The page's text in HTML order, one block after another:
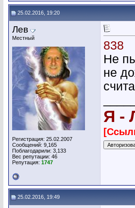
25.02.2016, 19:20
Лев
Местный
Регистрация: 25.02.2007
Сообщений: 9,165
Поблагодарили: 3,133
Вес репутации: 46
Репутация: 1747
838
Не
не
Я -
25.02.2016, 19:49